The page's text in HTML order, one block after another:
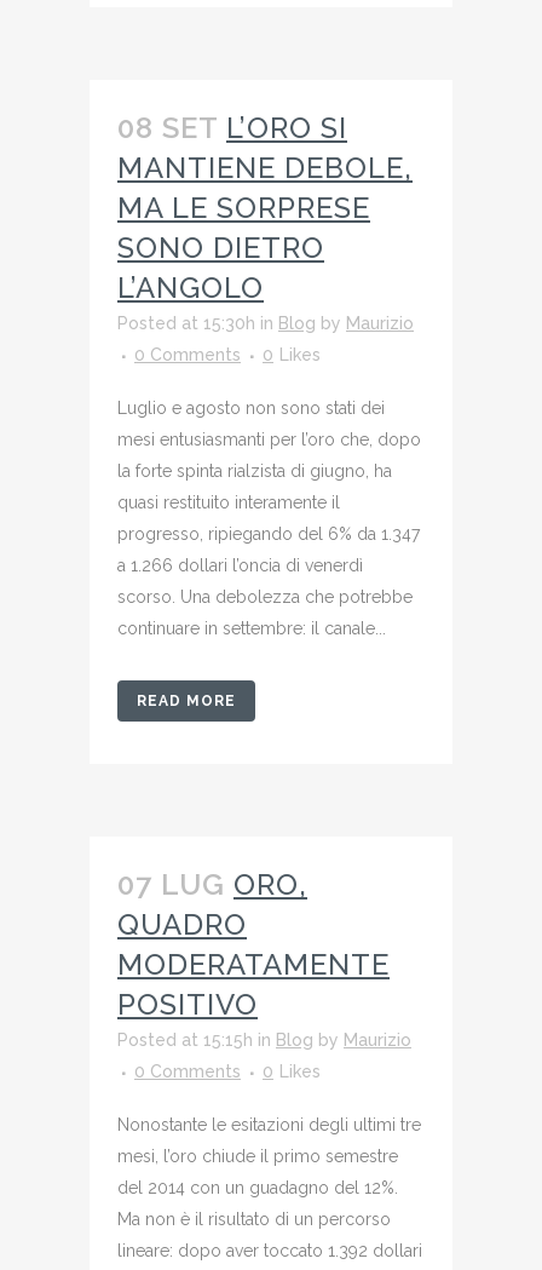
08 SET L’ORO SI
MANTIENE DEBOLE,
MA LE SORPRESE
SONO DIETRO
L’ANGOLO
Posted at 15:30h in Blog by Maurizio
0 Comments
0 Likes
Luglio e agosto non sono stati dei
mesi entusiasmanti per l’oro che, dopo
la forte spinta rialzista di giugno, ha
quasi restituito interamente il
progresso, ripiegando del 6% da 1.347
a 1.266 dollari l’oncia di venerdì
scorso. Una debolezza che potrebbe
continuare in settembre: il canale...
READ MORE
07 LUG ORO,
QUADRO
MODERATAMENTE
POSITIVO
Posted at 15:15h in Blog by Maurizio
0 Comments
0 Likes
Nonostante le esitazioni degli ultimi tre
mesi, l’oro chiude il primo semestre
del 2014 con un guadagno del 12%.
Ma non è il risultato di un percorso
lineare: dopo aver toccato 1.392 dollari